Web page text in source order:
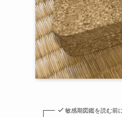
敏感期図鑑を読む前